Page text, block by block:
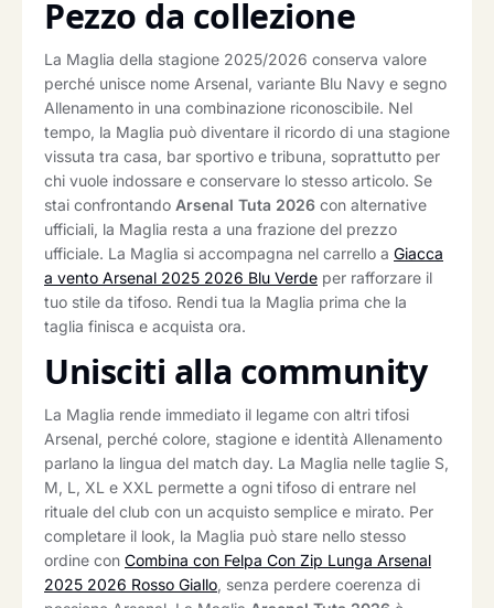
Pezzo da collezione
La Maglia della stagione 2025/2026 conserva valore
perché unisce nome Arsenal, variante Blu Navy e segno
Allenamento in una combinazione riconoscibile. Nel
tempo, la Maglia può diventare il ricordo di una stagione
vissuta tra casa, bar sportivo e tribuna, soprattutto per
chi vuole indossare e conservare lo stesso articolo. Se
stai confrontando Arsenal Tuta 2026 con alternative
ufficiali, la Maglia resta a una frazione del prezzo
ufficiale. La Maglia si accompagna nel carrello a Giacca
a vento Arsenal 2025 2026 Blu Verde per rafforzare il
tuo stile da tifoso. Rendi tua la Maglia prima che la
taglia finisca e acquista ora.
Unisciti alla community
La Maglia rende immediato il legame con altri tifosi
Arsenal, perché colore, stagione e identità Allenamento
parlano la lingua del match day. La Maglia nelle taglie S,
M, L, XL e XXL permette a ogni tifoso di entrare nel
rituale del club con un acquisto semplice e mirato. Per
completare il look, la Maglia può stare nello stesso
ordine con Combina con Felpa Con Zip Lunga Arsenal
2025 2026 Rosso Giallo, senza perdere coerenza di